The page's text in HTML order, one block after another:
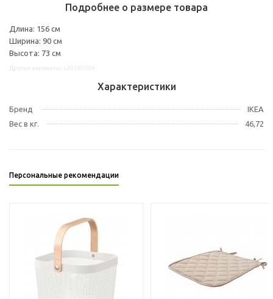
Подробнее о размере товара
Длина: 156 см
Ширина: 90 см
Высота: 73 см
Характеристики
Бренд
IKEA
Вес в кг.
46,72
Персональные рекомендации